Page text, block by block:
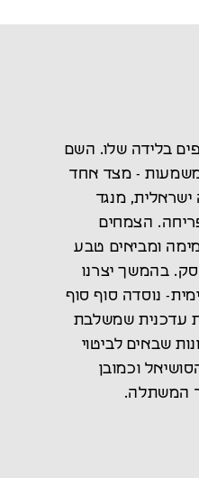
בלידה שלו. השם
- מצד אחד
מנגד
הצמחים
ומביאים טבע
בהמשך יצרנו
נוסדה סוף סוף
עדכנית שמשלבת
שבאים לביטוי
וכמובן
המשתלה.